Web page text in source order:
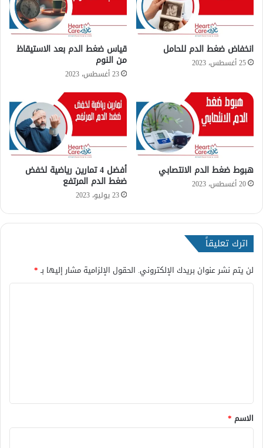
ا
ا
ل
ر
ل
ش
ر
ي
انخفاض ضغط الدم للحامل
25 أغسطس، 2023
قياس ضغط الدم بعد الاستيقاظ
من النوم
23 أغسطس، 2023
هبوط ضغط الدم الانتصابي
20 أغسطس، 2023
أفضل 4 تمارين رياضية لخفض
ضغط الدم المرتفع
23 يوليو، 2023
اترك تعليقاً
لن يتم نشر عنوان بريدك الإلكتروني. الحقول الإلزامية مشار إليها بـ*
*
الاسم *